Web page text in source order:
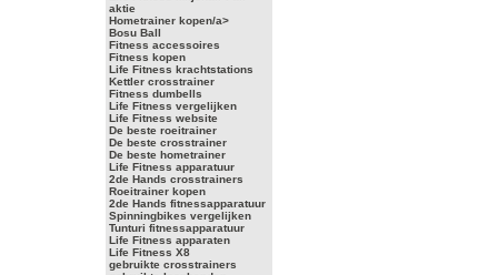
aktie
Hometrainer kopen/a>
Bosu Ball
Fitness accessoires
Fitness kopen
Life Fitness krachtstations
Kettler crosstrainer
Fitness dumbells
Life Fitness vergelijken
Life Fitness website
De beste roeitrainer
De beste crosstrainer
De beste hometrainer
Life Fitness apparatuur
2de Hands crosstrainers
Roeitrainer kopen
2de Hands fitnessapparatuur
Spinningbikes vergelijken
Tunturi fitnessapparatuur
Life Fitness apparaten
Life Fitness X8
gebruikte crosstrainers